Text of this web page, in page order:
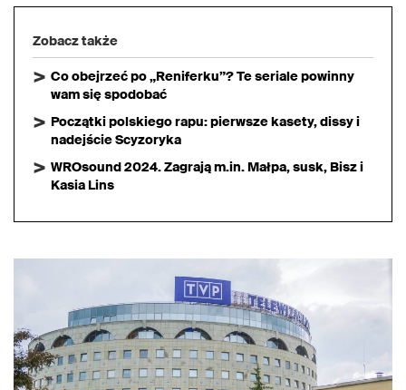
Zobacz także
Co obejrzeć po „Reniferku”? Te seriale powinny
wam się spodobać
Początki polskiego rapu: pierwsze kasety, dissy i
nadejście Scyzoryka
WROsound 2024. Zagrają m.in. Małpa, susk, Bisz i
Kasia Lins